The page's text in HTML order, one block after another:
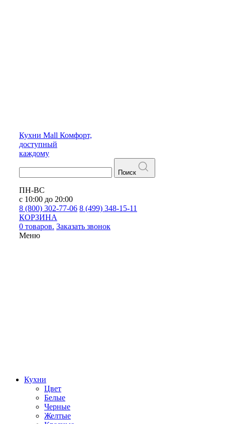
Кухни Mall Комфорт,
доступный
каждому
Поиск
ПН-ВС
с 10:00 до 20:00
8 (800) 302-77-06 8 (499) 348-15-11
КОРЗИНА
0 товаров. Заказать звонок
Меню
Кухни
Цвет
Белые
Черные
Желтые